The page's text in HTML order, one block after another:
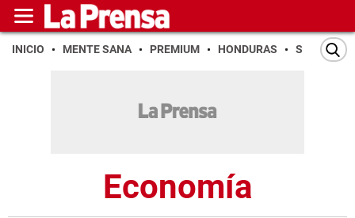
INICIO MENTE SANA PREMIUM HONDURAS SAN PEDRO
Economía